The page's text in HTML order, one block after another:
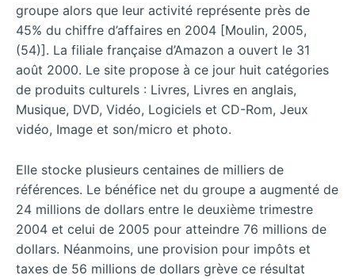
groupe alors que leur activité représente près de
45% du chiffre d’affaires en 2004 [Moulin, 2005,
(54)]. La filiale française d’Amazon a ouvert le 31
août 2000. Le site propose à ce jour huit catégories
de produits culturels : Livres, Livres en anglais,
Musique, DVD, Vidéo, Logiciels et CD-Rom, Jeux
vidéo, Image et son/micro et photo.
Elle stocke plusieurs centaines de milliers de
références. Le bénéfice net du groupe a augmenté de
24 millions de dollars entre le deuxième trimestre
2004 et celui de 2005 pour atteindre 76 millions de
dollars. Néanmoins, une provision pour impôts et
taxes de 56 millions de dollars grève ce résultat